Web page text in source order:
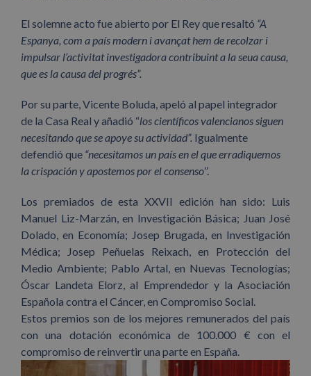
El solemne acto fue abierto por El Rey que resaltó “A
Espanya, com a país modern i avançat hem de recolzar i
impulsar l’activitat investigadora contribuint a la seua causa,
que es la causa del progrés”.
Por su parte, Vicente Boluda, apeló al papel integrador
de la Casa Real y añadió “los científicos valencianos siguen
necesitando que se apoye su actividad”. Igualmente
defendió que “necesitamos un país en el que erradiquemos
la crispación y apostemos por el consenso”.
Los premiados de esta XXVII edición han sido: Luis
Manuel Liz-Marzán, en Investigación Básica; Juan José
Dolado, en Economía; Josep Brugada, en Investigación
Médica; Josep Peñuelas Reixach, en Protección del
Medio Ambiente; Pablo Artal, en Nuevas Tecnologías;
Óscar Landeta Elorz, al Emprendedor y la Asociación
Española contra el Cáncer, en Compromiso Social.
Estos premios son de los mejores remunerados del país
con una dotación económica de 100.000 € con el
compromiso de reinvertir una parte en España.